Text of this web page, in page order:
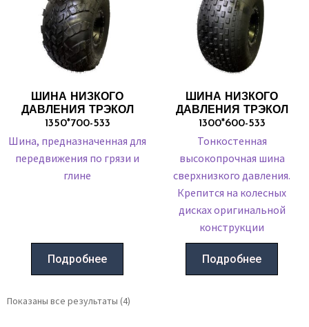
ШИНА НИЗКОГО
ДАВЛЕНИЯ ТРЭКОЛ
1350*700-533
Шина, предназначенная для
передвижения по грязи и
глине
Подробнее
ШИНА НИЗКОГО
ДАВЛЕНИЯ ТРЭКОЛ
1300*600-533
Тонкостенная
высокопрочная шина
сверхнизкого давления.
Крепится на колесных
дисках оригинальной
конструкции
Подробнее
Показаны все результаты (4)